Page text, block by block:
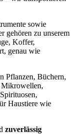
sowie
gehören zu unserem
Koffer,
genau wie
Pflanzen, Büchern,
Mikrowellen,
Haustiere wie
zuverlässig